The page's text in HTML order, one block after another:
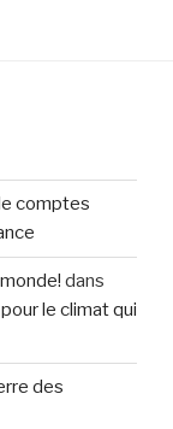
comptes
dans
le climat qui
des